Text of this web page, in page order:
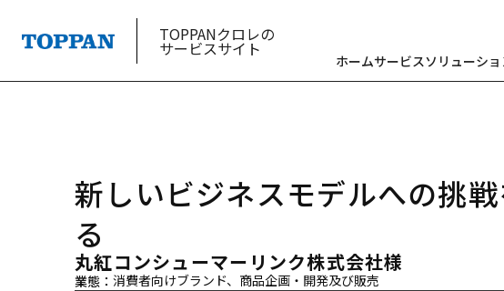
TOPPANクロレの
サービスサイト
ホームサービスソリューショ
新しいビジネスモデルへの挑
る
丸紅コンシューマーリンク株式会社様
業態： 消費者向けブランド、商品企画・開発及び販売